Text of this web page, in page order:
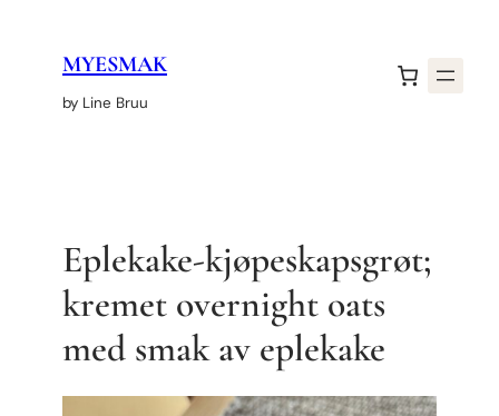
innholdMYESMAK
by Line Bruu
Eplekake-kjøpeskapsgrøt;
kremet overnight oats
med smak av eplekake